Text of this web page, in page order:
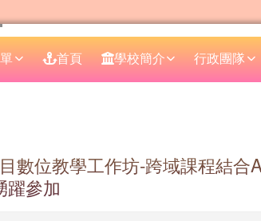
首頁 學校簡介 行政團隊
數位教學工作坊-跨域課程結合
躍參加